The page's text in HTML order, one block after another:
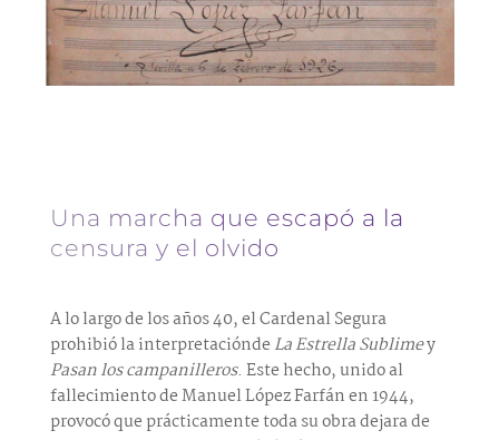
Una marcha que escapó a la
censura y el olvido
A lo largo de los años 40, el Cardenal Segura
prohibió la interpretaciónde La Estrella Sublimey
Pasan los campanilleros. Este hecho, unido al
fallecimiento de Manuel López Farfán en 1944,
provocó que prácticamente toda su obra dejara de